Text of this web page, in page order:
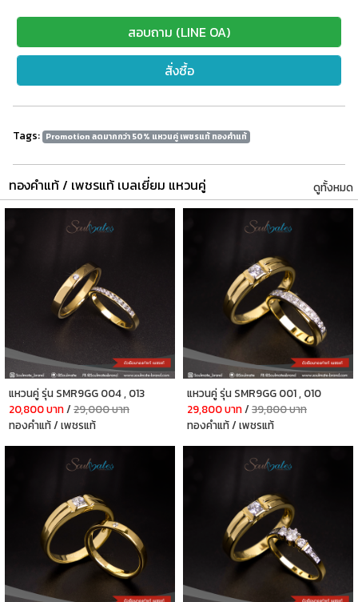
สอบถาม (LINE OA)
สั่งซื้อ
Tags: Promotion ลดมากกว่า 50% แหวนคู่ เพชรแท้ ทองคำแท้
ทองคำแท้ / เพชรแท้ เบลเยี่ยม แหวนคู่ ดูทั้งหมด
แหวนคู่ รุ่น SMR9GG 004 , 013
20,800 บาท/29,000 บาท
ทองคำแท้ / เพชรแท้
แหวนคู่ รุ่น SMR9GG 001 , 010
29,800 บาท/39,800 บาท
ทองคำแท้ / เพชรแท้